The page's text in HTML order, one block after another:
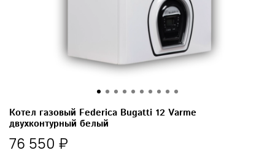
Котел газовый Federica Bugatti 12 Varme
двухконтурный белый
76 550 ₽